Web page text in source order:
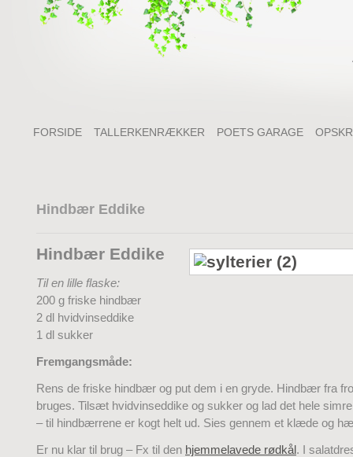
FORSIDE TALLERKENRÆKKER POETS GARAGE
Hindbær Eddike
Hindbær Eddike
Til en lille flaske:
200 g friske hindbær
2 dl hvidvinseddike
1 dl sukker
Fremgangsmåde:
Rens de friske hindbær og put dem i en gryde. Hindbær fra
bruges. Tilsæt hvidvinseddike og sukker og lad det hele
– til hindbærrene er kogt helt ud. Sies gennem et klæde og
Er nu klar til brug – Fx til den hjemmelavede rødkål. I